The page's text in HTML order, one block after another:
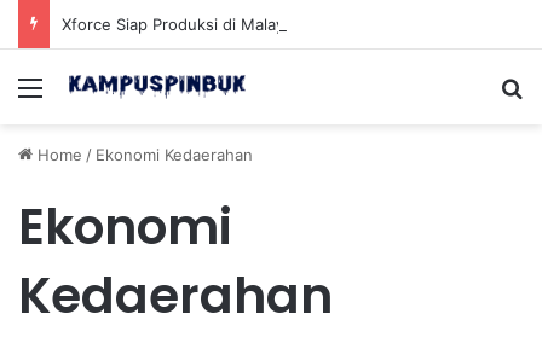
Menu
Home / Ekonomi Kedaerahan
Ekonomi
Kedaerahan